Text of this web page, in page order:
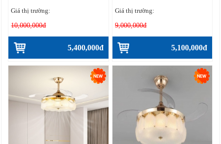
Giá thị trường:
10,000,000đ
5,400,000đ
Giá thị trường:
9,000,000đ
5,100,000đ